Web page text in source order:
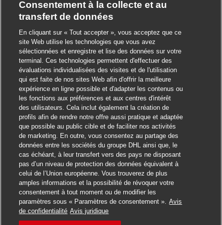
Postuler
Consentement à la collecte et au
transfert de données
En cliquant sur « Tout accepter », vous acceptez que ce
site Web utilise les technologies que vous avez
sélectionnées et enregistre et lise des données sur votre
terminal. Ces technologies permettent d'effectuer des
évaluations individualisées des visites et de l'utilisation
qui est faite de nos sites Web afin d'offrir la meilleure
expérience en ligne possible et d'adapter les contenus ou
les fonctions aux préférences et aux centres d'intérêt
des utilisateurs. Cela inclut également la création de
profils afin de rendre notre offre aussi pratique et adaptée
que possible au public cible et de faciliter nos activités
de marketing. En outre, vous consentez au partage des
données entre les sociétés du groupe DHL ainsi que, le
cas échéant, à leur transfert vers des pays ne disposant
pas d’un niveau de protection des données équivalent à
celui de l’Union européenne. Vous trouverez de plus
amples informations et la possibilité de révoquer votre
consentement à tout moment ou de modifier les
paramètres sous « Paramètres de consentement ». Avis
de confidentialité Avis juridique